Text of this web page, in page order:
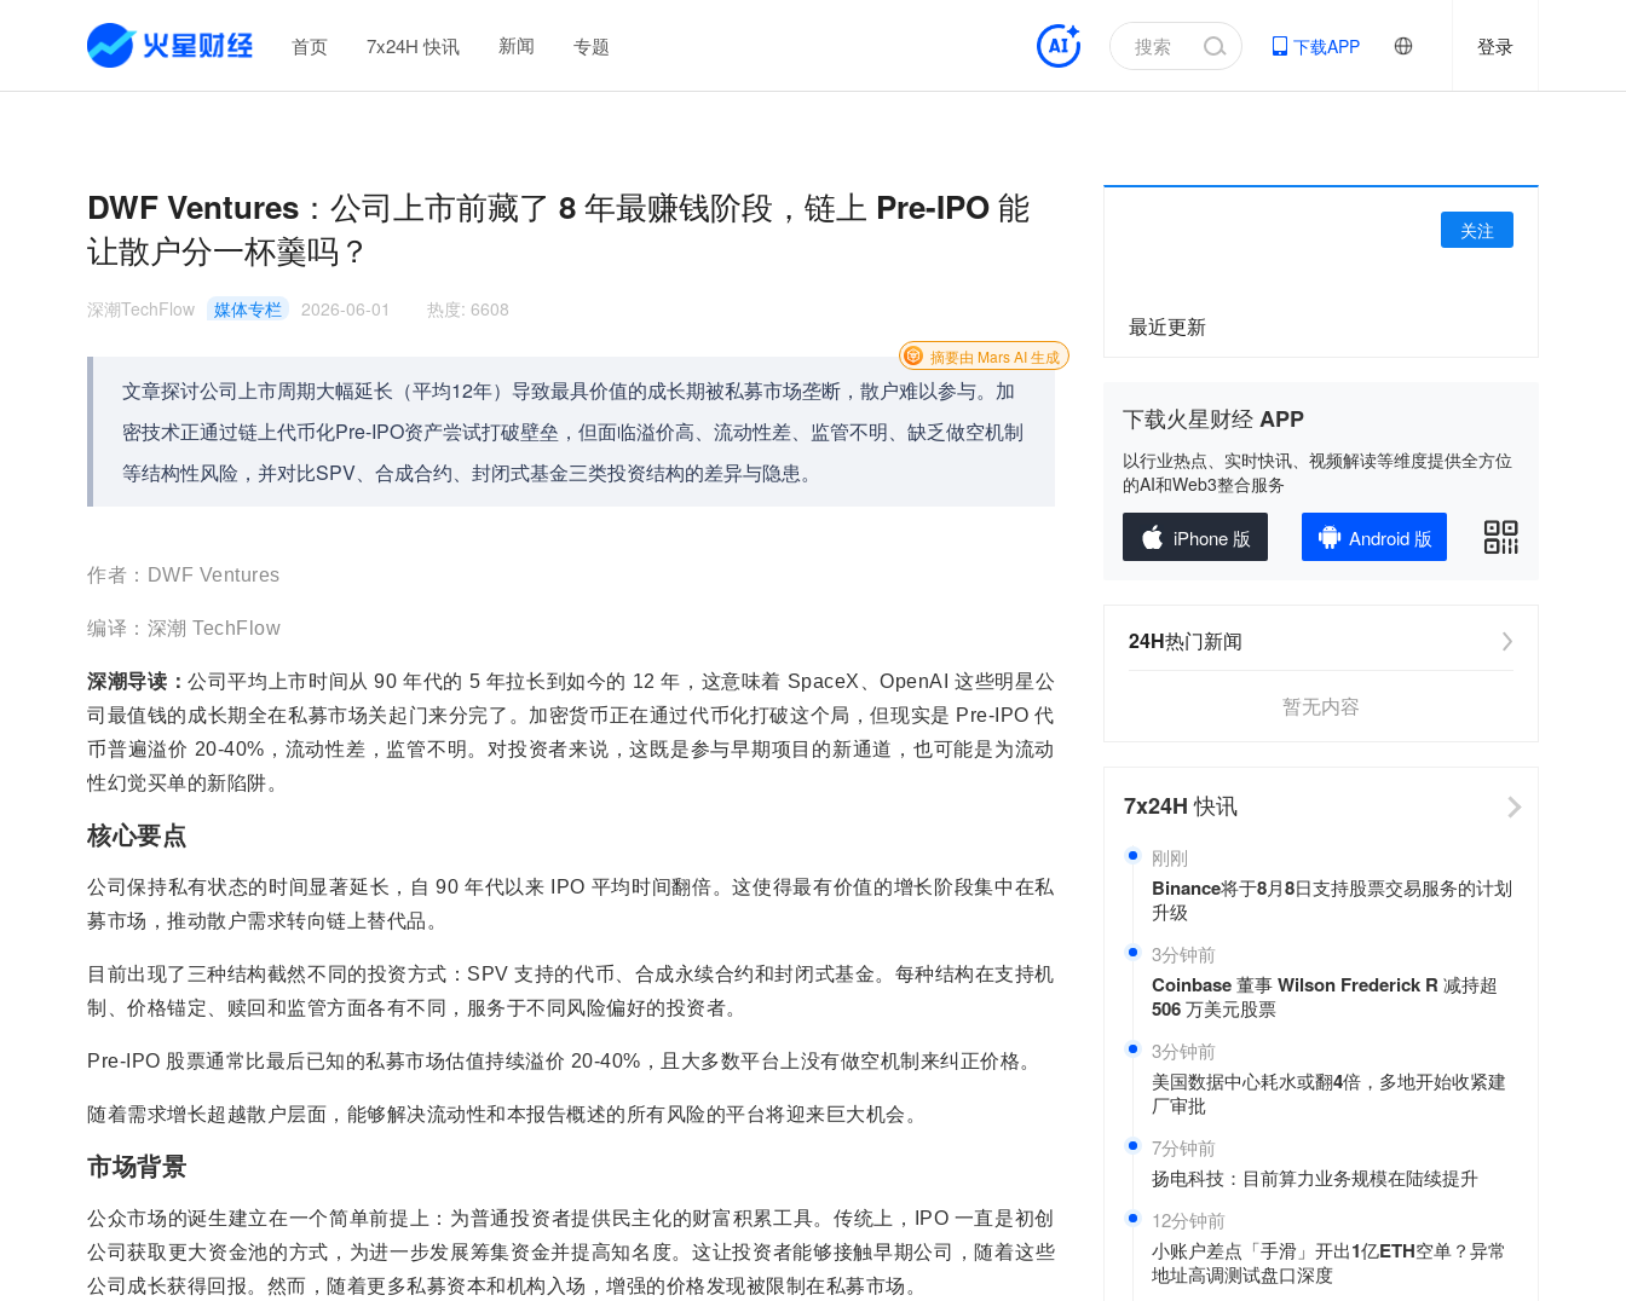
首页 7x24H 快讯 新闻 专题 下载APP 登录
DWF Ventures：公司上市前藏了 8 年最赚钱阶段，链上 Pre-IPO 能
让散户分一杯羹吗？
深潮TechFlow 媒体专栏 2026-06-01 热度: 6608
文章探讨公司上市周期大幅延长（平均12年）导致最具价值的成长期被私募市场垄断，散户难以参与。加
密技术正通过链上代币化Pre-IPO资产尝试打破壁垒，但面临溢价高、流动性差、监管不明、缺乏做空机制
等结构性风险，并对比SPV、合成合约、封闭式基金三类投资结构的差异与隐患。
摘要由 Mars AI 生成
作者：DWF Ventures
编译：深潮 TechFlow
深潮导读：公司平均上市时间从 90 年代的 5 年拉长到如今的 12 年，这意味着 SpaceX、OpenAI 这些明星公
司最值钱的成长期全在私募市场关起门来分完了。加密货币正在通过代币化打破这个局，但现实是 Pre-IPO 代
币普遍溢价 20-40%，流动性差，监管不明。对投资者来说，这既是参与早期项目的新通道，也可能是为流动
性幻觉买单的新陷阱。
核心要点
公司保持私有状态的时间显著延长，自 90 年代以来 IPO 平均时间翻倍。这使得最有价值的增长阶段集中在私
募市场，推动散户需求转向链上替代品。
目前出现了三种结构截然不同的投资方式：SPV 支持的代币、合成永续合约和封闭式基金。每种结构在支持机
制、价格锚定、赎回和监管方面各有不同，服务于不同风险偏好的投资者。
Pre-IPO 股票通常比最后已知的私募市场估值持续溢价 20-40%，且大多数平台上没有做空机制来纠正价格。
随着需求增长超越散户层面，能够解决流动性和本报告概述的所有风险的平台将迎来巨大机会。
市场背景
公众市场的诞生建立在一个简单前提上：为普通投资者提供民主化的财富积累工具。传统上，IPO 一直是初创
公司获取更大资金池的方式，为进一步发展筹集资金并提高知名度。这让投资者能够接触早期公司，随着这些
公司成长获得回报。然而，随着更多私募资本和机构入场，增强的价格发现被限制在私募市场。
关注
最近更新
下载火星财经 APP
以行业热点、实时快讯、视频解读等维度提供全方位
的AI和Web3整合服务
iPhone 版 Android 版
24H热门新闻
暂无内容
7x24H快讯
刚刚
Binance将于8月8日支持股票交易服务的计划
升级
3分钟前
Coinbase 董事 Wilson Frederick R 减持超
506 万美元股票
3分钟前
美国数据中心耗水或翻4倍，多地开始收紧建
厂审批
7分钟前
扬电科技：目前算力业务规模在陆续提升
12分钟前
小账户差点「手滑」开出1亿ETH空单？异常
地址高调测试盘口深度